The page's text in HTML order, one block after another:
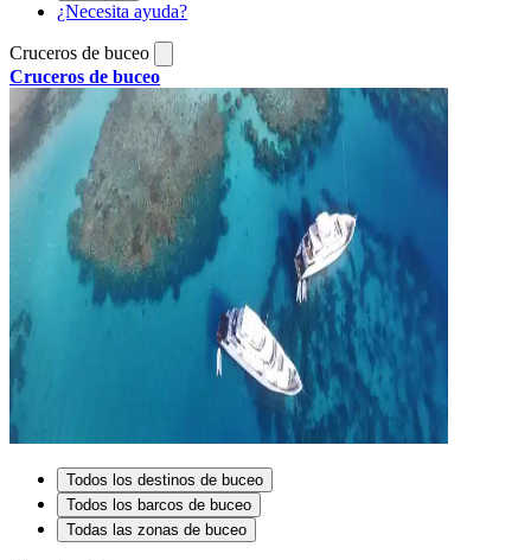
¿Necesita ayuda?
Cruceros de buceo
Cruceros de buceo
Todos los destinos de buceo
Todos los barcos de buceo
Todas las zonas de buceo